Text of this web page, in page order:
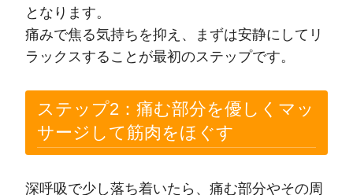
となります。
痛みで焦る気持ちを抑え、まずは安静にしてリ
ラックスすることが最初のステップです。
ステップ2：痛む部分を優しくマッ
サージして筋肉をほぐす
深呼吸で少し落ち着いたら、痛む部分やその周